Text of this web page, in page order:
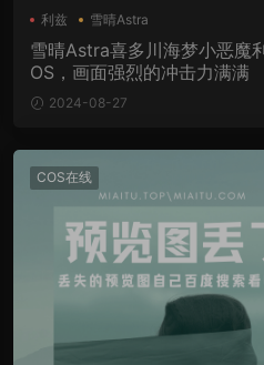
利兹 雪晴Astra
雪晴Astra喜多川海梦小恶魔
OS，画面强烈的冲击力满满
2024-08-27
COS在线